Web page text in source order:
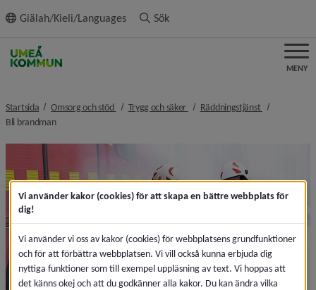
innehållet
Giälah/Kieli/Languages Sök
MENY
Startsida Omsorg och stöd nivå i brödsmulenavigeringen
Trygg och säker nivå i brödsmulenavigeringen
Räddningstjänst nivå i
Bli brandmannivå i brödsmulenavigeringen
Vi använder kakor (cookies) för att skapa en bättre webbplats för
dig!
Vi använder vi oss av kakor (cookies) för webbplatsens grundfunktioner
och för att förbättra webbplatsen. Vi vill också kunna erbjuda dig
nyttiga funktioner som till exempel uppläsning av text. Vi hoppas att
det känns okej och att du godkänner alla kakor. Du kan ändra vilka